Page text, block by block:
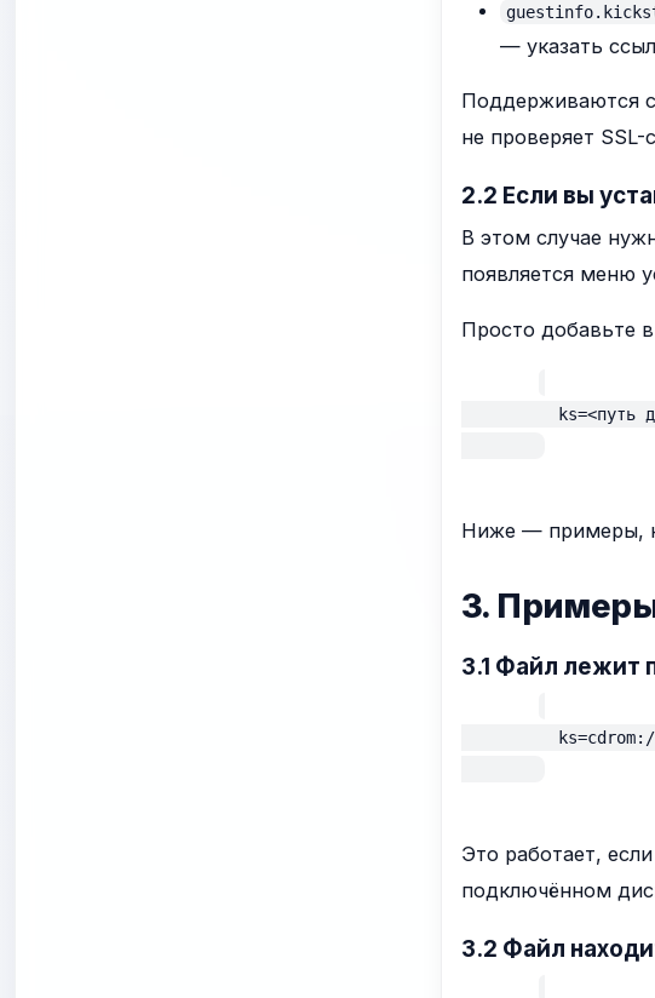
— указать
Поддерживаются
не проверяет SSL-
2.2 Если вы
В этом случае
появляется меню
Просто добавьте
ks=<путь
Ниже — примеры,
3.
3.1 Файл лежит
Это работает,
подключённом
3.2 Файл